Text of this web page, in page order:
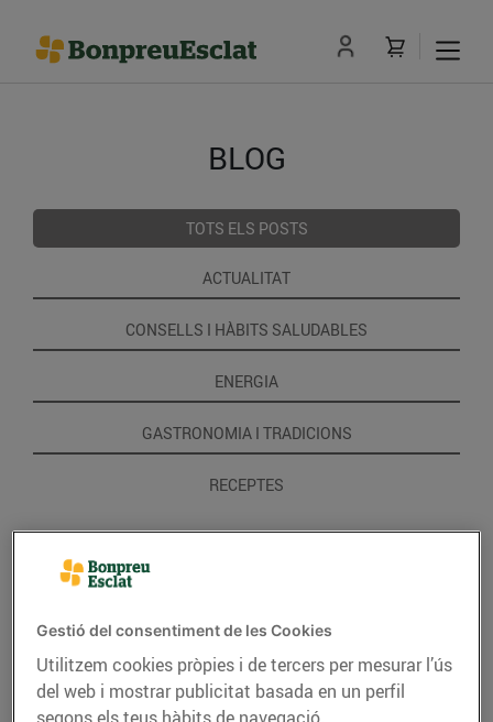
BLOG
TOTS ELS POSTS
ACTUALITAT
CONSELLS I HÀBITS SALUDABLES
ENERGIA
GASTRONOMIA I TRADICIONS
RECEPTES
Gestió del consentiment de les Cookies
Utilitzem cookies pròpies i de tercers per mesurar l’ús
del web i mostrar publicitat basada en un perfil